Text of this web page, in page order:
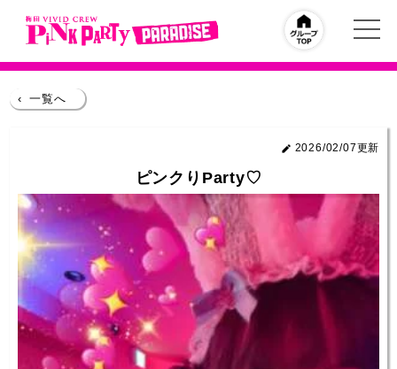
‹ 一覧へ
2026/02/07更新
ピンクりParty♡